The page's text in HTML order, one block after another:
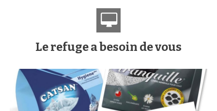
Le refuge a besoin de vous